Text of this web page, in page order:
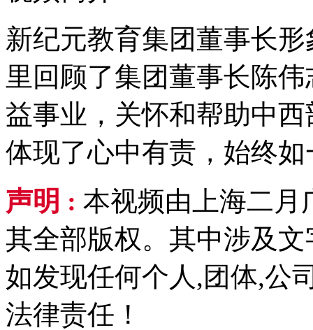
新纪元教育集团董事长
里回顾了集团董事长陈
益事业，关怀和帮助中
体现了心中有责，始终
声明 : 本视频由上海二月
其全部版权。其中涉及
如发现任何个人,团体,公
法律责任！